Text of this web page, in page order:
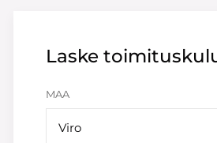
Laske
MAA
Viro